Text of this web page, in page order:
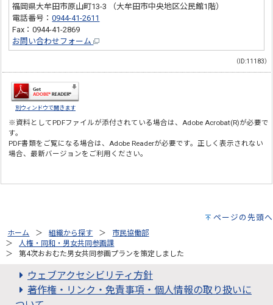
福岡県大牟田市原山町13-3 （大牟田市中央地区公民館1階）
電話番号：0944-41-2611
Fax：0944-41-2869
お問い合わせフォーム
（ID:11183）
別ウィンドウで開きます
※資料としてPDFファイルが添付されている場合は、Adobe Acrobat(R)が必要で
す。
PDF書類をご覧になる場合は、Adobe Readerが必要です。正しく表示されない
場合、最新バージョンをご利用ください。
ページの先頭へ
ホーム 組織から探す
市民協働部
人権・同和・男女共同参画課
第4次おおむた男女共同参画プランを策定しました
ウェブアクセシビリティ方針
著作権・リンク・免責事項・個人情報の取り扱いに